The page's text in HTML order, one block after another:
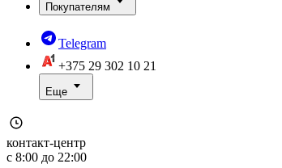
Покупателям
Telegram
+375 29 302 10 21
Еще
контакт-центр
с 8:00 до 22:00